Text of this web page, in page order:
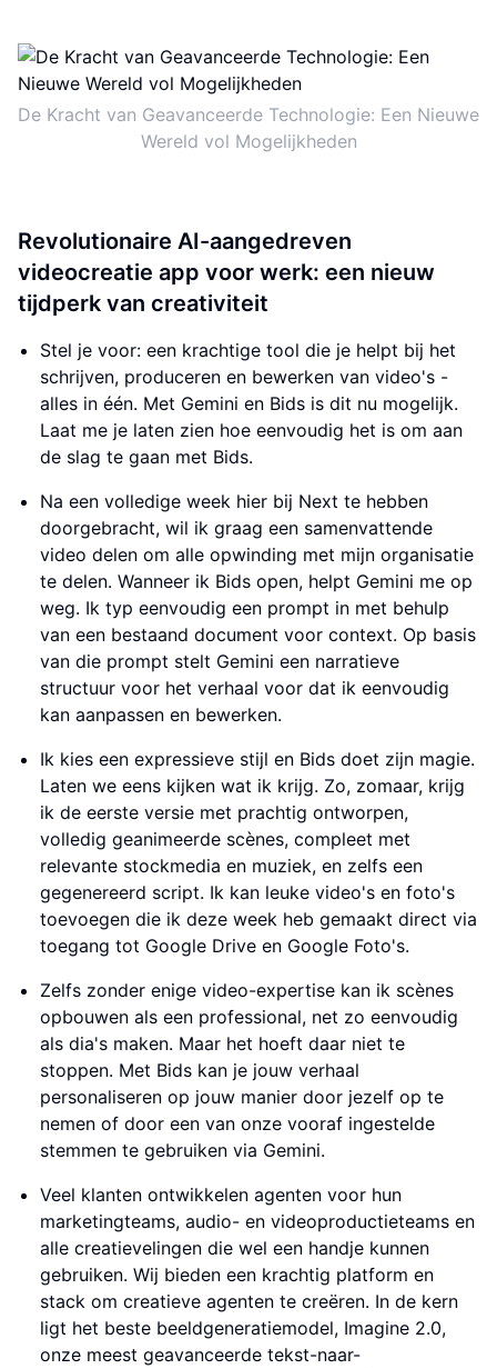
De Kracht van Geavanceerde Technologie: Een Nieuwe
Wereld vol Mogelijkheden
Revolutionaire AI-aangedreven
videocreatie app voor werk: een nieuw
tijdperk van creativiteit
Stel je voor: een krachtige tool die je helpt bij het
schrijven, produceren en bewerken van video's -
alles in één. Met Gemini en Bids is dit nu mogelijk.
Laat me je laten zien hoe eenvoudig het is om aan
de slag te gaan met Bids.
Na een volledige week hier bij Next te hebben
doorgebracht, wil ik graag een samenvattende
video delen om alle opwinding met mijn organisatie
te delen. Wanneer ik Bids open, helpt Gemini me op
weg. Ik typ eenvoudig een prompt in met behulp
van een bestaand document voor context. Op basis
van die prompt stelt Gemini een narratieve
structuur voor het verhaal voor dat ik eenvoudig
kan aanpassen en bewerken.
Ik kies een expressieve stijl en Bids doet zijn magie.
Laten we eens kijken wat ik krijg. Zo, zomaar, krijg
ik de eerste versie met prachtig ontworpen,
volledig geanimeerde scènes, compleet met
relevante stockmedia en muziek, en zelfs een
gegenereerd script. Ik kan leuke video's en foto's
toevoegen die ik deze week heb gemaakt direct via
toegang tot Google Drive en Google Foto's.
Zelfs zonder enige video-expertise kan ik scènes
opbouwen als een professional, net zo eenvoudig
als dia's maken. Maar het hoeft daar niet te
stoppen. Met Bids kan je jouw verhaal
personaliseren op jouw manier door jezelf op te
nemen of door een van onze vooraf ingestelde
stemmen te gebruiken via Gemini.
Veel klanten ontwikkelen agenten voor hun
marketingteams, audio- en videoproductieteams en
alle creatievelingen die wel een handje kunnen
gebruiken. Wij bieden een krachtig platform en
stack om creatieve agenten te creëren. In de kern
ligt het beste beeldgeneratiemodel, Imagine 2.0,
onze meest geavanceerde tekst-naar-